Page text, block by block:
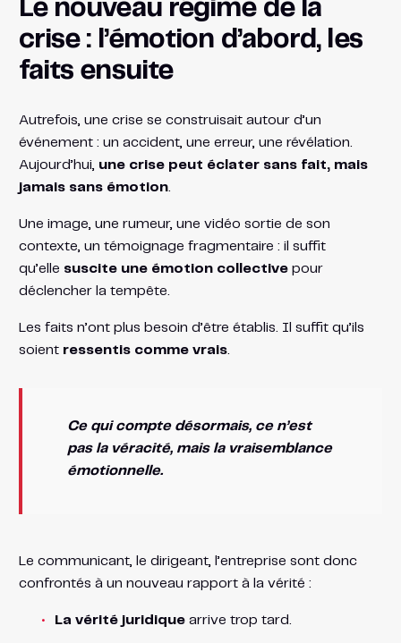
Le nouveau régime de la
crise : l’émotion d’abord, les
faits ensuite
Autrefois, une crise se construisait autour d’un
événement : un accident, une erreur, une révélation.
Aujourd’hui, une crise peut éclater sans fait, mais
jamais sans émotion.
Une image, une rumeur, une vidéo sortie de son
contexte, un témoignage fragmentaire : il suffit
qu’elle suscite une émotion collectivepour
déclencher la tempête.
Les faits n’ont plus besoin d’être établis. Il suffit qu’ils
soient ressentis comme vrais.
Ce qui compte désormais, ce n’est
pas la véracité, mais la vraisemblance
émotionnelle.
Le communicant, le dirigeant, l’entreprise sont donc
confrontés à un nouveau rapport à la vérité :
La vérité juridiquearrive trop tard.